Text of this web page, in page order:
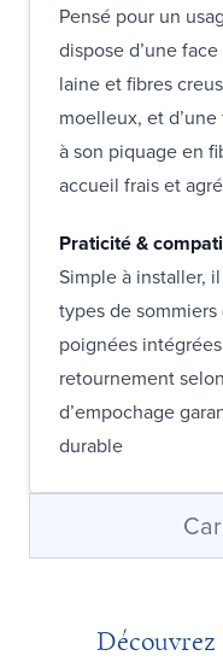
Pensé pour un
dispose d’une
laine et fibres
moelleux, et
à son piquage en
accueil frais et
Praticité &
Simple à installer,
types de sommiers
poignées
retournement
d’empochage
durable